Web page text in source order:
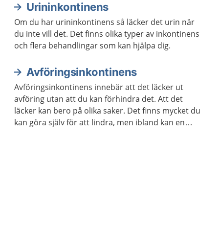
Urininkontinens
Om du har urininkontinens så läcker det urin när
du inte vill det. Det finns olika typer av inkontinens
och flera behandlingar som kan hjälpa dig.
Avföringsinkontinens
Avföringsinkontinens innebär att det läcker ut
avföring utan att du kan förhindra det. Att det
läcker kan bero på olika saker. Det finns mycket du
kan göra själv för att lindra, men ibland kan en